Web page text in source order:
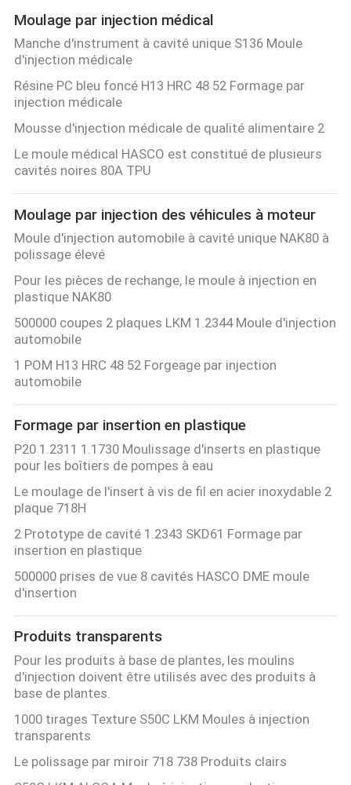
Moulage par injection médical
Manche d'instrument à cavité unique S136 Moule
d'injection médicale
Résine PC bleu foncé H13 HRC 48 52 Formage par
injection médicale
Mousse d'injection médicale de qualité alimentaire 2
Le moule médical HASCO est constitué de plusieurs
cavités noires 80A TPU
Moulage par injection des véhicules à moteur
Moule d'injection automobile à cavité unique NAK80 à
polissage élevé
Pour les pièces de rechange, le moule à injection en
plastique NAK80
500000 coupes 2 plaques LKM 1.2344 Moule d'injection
automobile
1 POM H13 HRC 48 52 Forgeage par injection
automobile
Formage par insertion en plastique
P20 1.2311 1.1730 Moulissage d'inserts en plastique
pour les boîtiers de pompes à eau
Le moulage de l'insert à vis de fil en acier inoxydable 2
plaque 718H
2 Prototype de cavité 1.2343 SKD61 Formage par
insertion en plastique
500000 prises de vue 8 cavités HASCO DME moule
d'insertion
Produits transparents
Pour les produits à base de plantes, les moulins
d'injection doivent être utilisés avec des produits à
base de plantes.
1000 tirages Texture S50C LKM Moules à injection
transparents
Le polissage par miroir 718 738 Produits clairs